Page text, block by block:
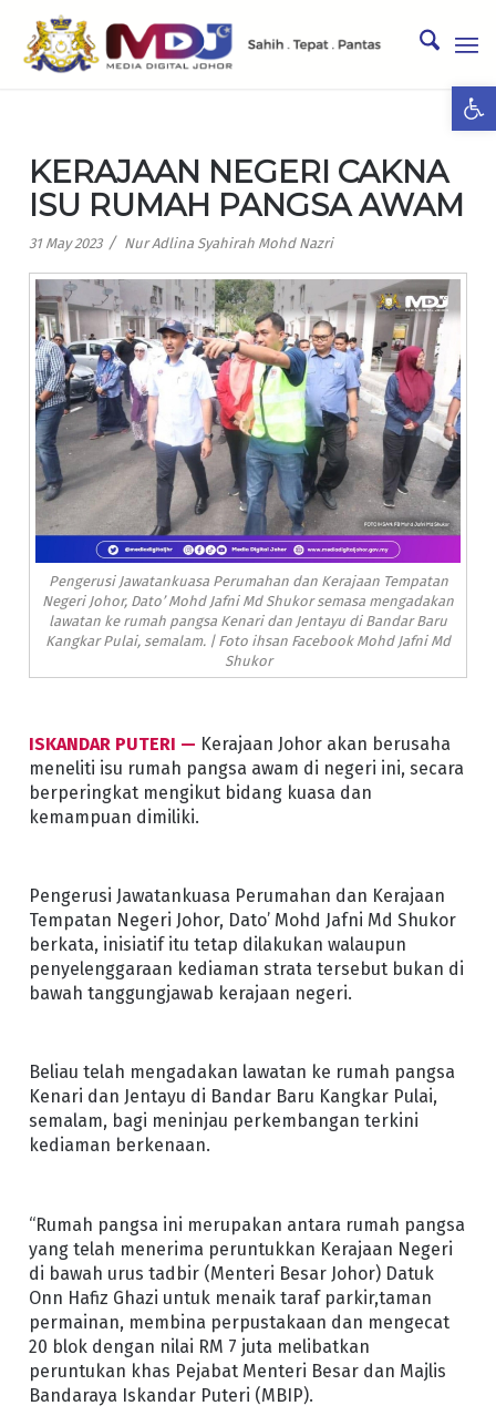
KERAJAAN NEGERI CAKNA
ISU RUMAH PANGSA AWAM
31 May 2023 / Nur Adlina Syahirah Mohd Nazri
Pengerusi Jawatankuasa Perumahan dan Kerajaan Tempatan
Negeri Johor, Dato’ Mohd Jafni Md Shukor semasa mengadakan
lawatan ke rumah pangsa Kenari dan Jentayu di Bandar Baru
Kangkar Pulai, semalam. | Foto ihsan Facebook Mohd Jafni Md
Shukor
ISKANDAR PUTERI — Kerajaan Johor akan berusaha
meneliti isu rumah pangsa awam di negeri ini, secara
berperingkat mengikut bidang kuasa dan
kemampuan dimiliki.
Pengerusi Jawatankuasa Perumahan dan Kerajaan
Tempatan Negeri Johor, Dato’ Mohd Jafni Md Shukor
berkata, inisiatif itu tetap dilakukan walaupun
penyelenggaraan kediaman strata tersebut bukan di
bawah tanggungjawab kerajaan negeri.
Beliau telah mengadakan lawatan ke rumah pangsa
Kenari dan Jentayu di Bandar Baru Kangkar Pulai,
semalam, bagi meninjau perkembangan terkini
kediaman berkenaan.
“Rumah pangsa ini merupakan antara rumah pangsa
yang telah menerima peruntukkan Kerajaan Negeri
di bawah urus tadbir (Menteri Besar Johor) Datuk
Onn Hafiz Ghazi untuk menaik taraf parkir,taman
permainan, membina perpustakaan dan mengecat
20 blok dengan nilai RM 7 juta melibatkan
peruntukan khas Pejabat Menteri Besar dan Majlis
Bandaraya Iskandar Puteri (MBIP).